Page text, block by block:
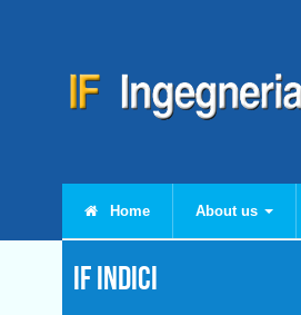
Home About us
IF Indici